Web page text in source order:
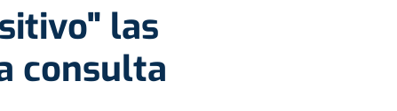
las
consulta